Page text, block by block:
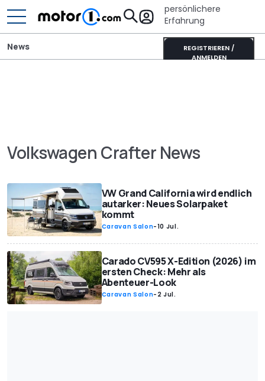
persönlichere
Erfahrung
REGISTRIEREN /
ANMELDEN
News
Volkswagen Crafter News
VW Grand California wird endlich
autarker: Neues Solarpaket
kommt
Caravan Salon-10 Jul.
Carado CV595 X-Edition (2026) im
ersten Check: Mehr als
Abenteuer-Look
Caravan Salon- 2 Jul.